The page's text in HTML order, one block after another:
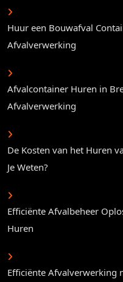
Huur een Bouwafval
Afvalverwerking
Afvalcontainer Huren in
Afvalverwerking
De Kosten van het Huren
Je Weten?
Efficiënte Afvalbeheer
Huren
Efficiënte Afvalverwerking